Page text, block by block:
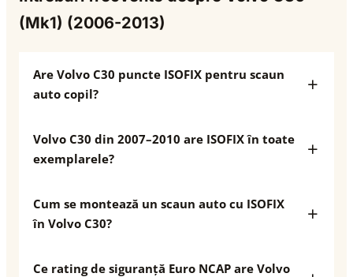
(Mk1) (2006-2013)
Are Volvo C30 puncte ISOFIX pentru scaun
auto copil?
Volvo C30 din 2007–2010 are ISOFIX în toate
exemplarele?
Cum se montează un scaun auto cu ISOFIX
în Volvo C30?
Ce rating de siguranță Euro NCAP are Volvo